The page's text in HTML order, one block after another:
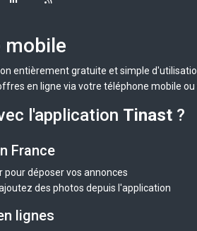
mobile
entièrement gratuite et simple
en ligne via votre téléphone mobile ou
l'application Tinast ?
France
pour déposer vos annonces
des photos depuis l'application
lignes